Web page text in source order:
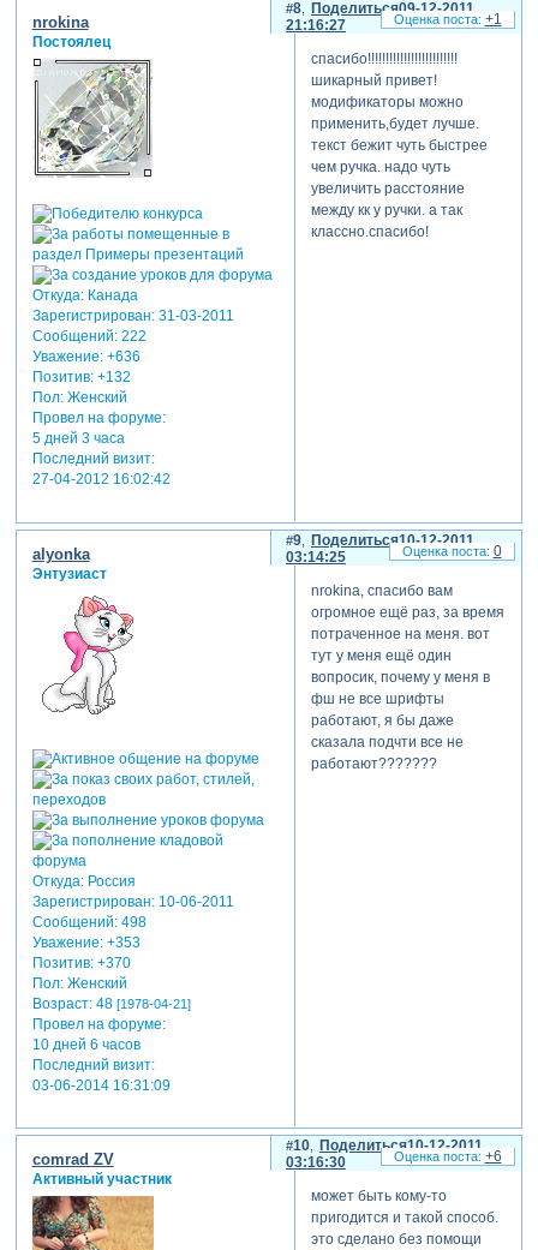
Поделиться
8
09-12-2011
21:16:27
nrokina
Постоялец
Откуда:Канада
Зарегистрирован: 31-03-2011
Сообщений:222
Уважение: +636
Позитив: +132
Пол:Женский
Провел на форуме:
5 дней 3 часа
Последний визит:
27-04-2012 16:02:42
спасибо!!!!!!!!!!!!!!!!!!!!!!!!!
шикарный привет!
модификаторы можно
применить,будет лучше.
текст бежит чуть быстрее
чем ручка. надо чуть
увеличить расстояние
между кк у ручки. а так
классно.спасибо!
+1
Поделиться
9
10-12-2011
03:14:25
alyonka
Энтузиаст
Откуда:Россия
Зарегистрирован: 10-06-2011
Сообщений:498
Уважение: +353
Позитив: +370
Пол:Женский
Возраст:48 [1978-04-21]
Провел на форуме:
10 дней 6 часов
Последний визит:
03-06-2014 16:31:09
nrokina, спасибо вам
огромное ещё раз, за время
потраченное на меня. вот
тут у меня ещё один
вопросик, почему у меня в
фш не все шрифты
работают, я бы даже
сказала подчти все не
работают???????
0
Поделиться
10
10-12-2011
03:16:30
comrad ZV
Активный участник
может быть кому-то
пригодится и такой способ.
это сделано без помощи
+6